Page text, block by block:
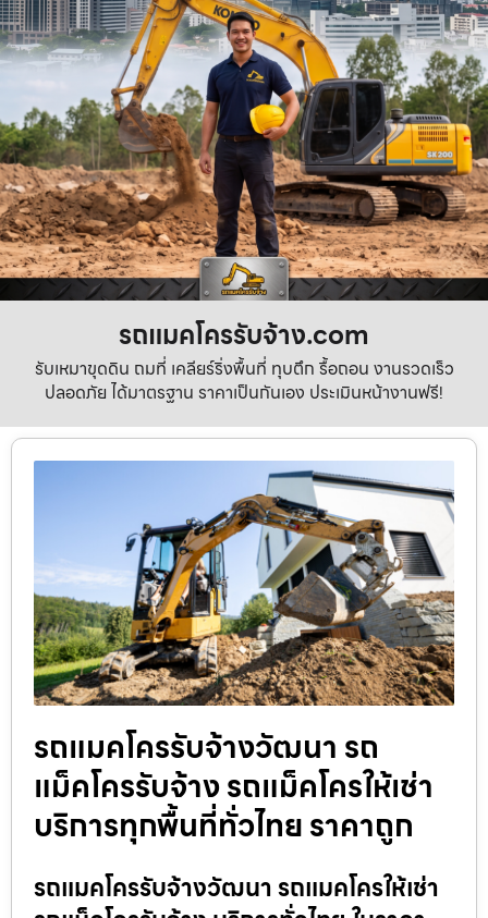
รถแมคโครรับจ้าง.com
รับเหมาขุดดิน ถมที่ เคลียร์ริ่งพื้นที่ ทุบตึก รื้อถอน งานรวดเร็ว
ปลอดภัย ได้มาตรฐาน ราคาเป็นกันเอง ประเมินหน้างานฟรี!
รถแมคโครรับจ้างวัฒนา รถ
แม็คโครรับจ้าง รถแม็คโครให้เช่า
บริการทุกพื้นที่ทั่วไทย ราคาถูก
รถแมคโครรับจ้างวัฒนา รถแมคโครให้เช่า